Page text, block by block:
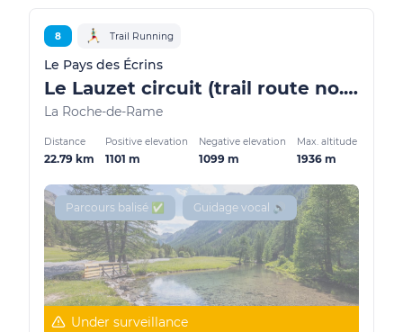
8 Trail Running
Le Pays des Écrins
Le Lauzet circuit (trail route no. 8)
La Roche-de-Rame
Distance
22.79 km
Positive elevation
1101 m
Negative elevation
1099 m
Max. altitude
1936 m
Parcours balisé ✅ Guidage vocal 🔊
Under surveillance